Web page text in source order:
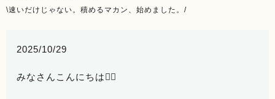
\速いだけじゃない。積めるマカン、始めました。/
2025/10/29
みなさんこんにちは🙋‍♀️